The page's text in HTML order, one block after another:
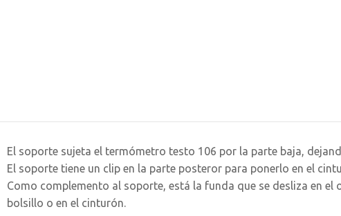
El soporte sujeta el termómetro testo 106 por la parte baja,
El soporte tiene un clip en la parte posteror para ponerlo en el
Como complemento al soporte, está la funda que se desliza en
bolsillo o en el cinturón.